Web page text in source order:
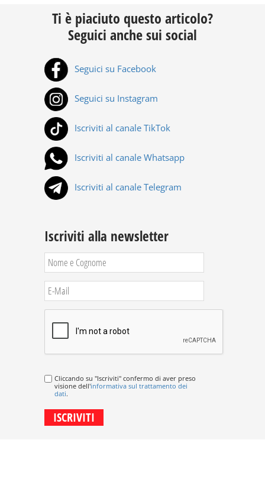
Ti è piaciuto questo articolo?
Seguici anche sui social
Seguici su Facebook
Seguici su Instagram
Iscriviti al canale TikTok
Iscriviti al canale Whatsapp
Iscriviti al canale Telegram
Iscriviti alla newsletter
Cliccando su "Iscriviti" confermo di aver preso
visione dell'informativa sul trattamento dei
dati.